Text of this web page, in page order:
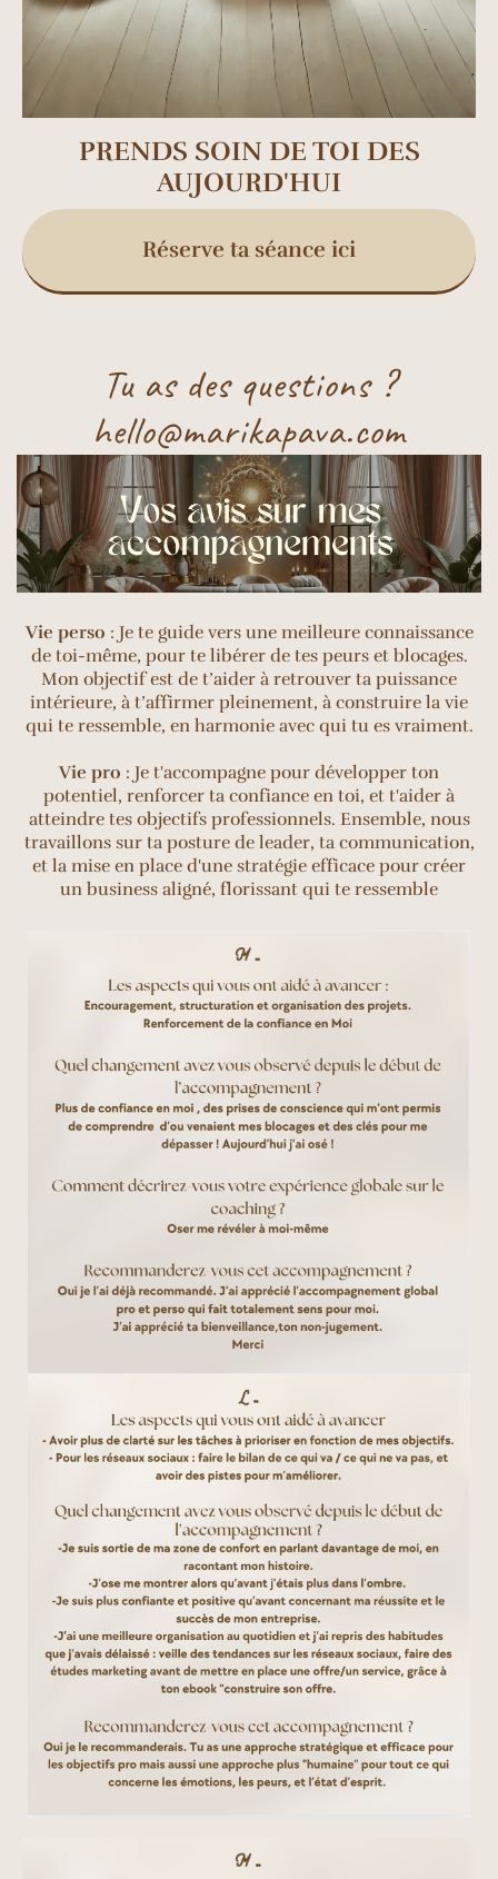
PRENDS SOIN DE TOI DES
AUJOURD'HUI
Réserve ta séance ici
Tu as des questions ?
hello@marikapava.com
Vie perso : Je te guide vers une meilleure connaissance
de toi-même, pour te libérer de tes peurs et blocages.
Mon objectif est de t’aider à retrouver ta puissance
intérieure, à t’affirmer pleinement, à construire la vie
qui te ressemble, en harmonie avec qui tu es vraiment.
Vie pro : Je t'accompagne pour développer ton
potentiel, renforcer ta confiance en toi, et t'aider à
atteindre tes objectifs professionnels. Ensemble, nous
travaillons sur ta posture de leader, ta communication,
et la mise en place d'une stratégie efficace pour créer
un business aligné, florissant qui te ressemble